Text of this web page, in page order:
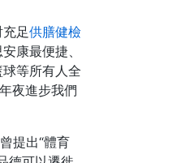
足供膳健檢
康最便捷、
等所有人全
夜進步我們
提出“體育